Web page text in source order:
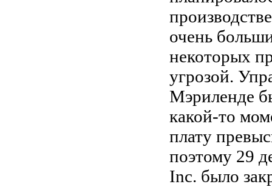
очень
некоторых
угрозой.
Мэриленде
какой-то
плату
поэтому 29
Inc. было